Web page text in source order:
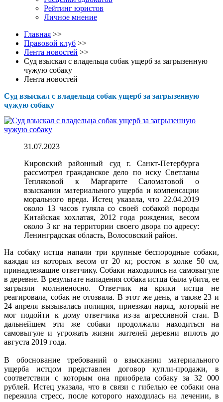
Рейтинг юристов
Личное мнение
Главная >>
Правовой клуб >>
Лента новостей >>
Суд взыскал с владельца собак ущерб за загрызенную
чужую собаку
Лента новостей
Суд взыскал с владельца собак ущерб за загрызенную
чужую собаку
31.07.2023
Кировский районный суд г. Санкт-Петербурга
рассмотрел гражданское дело по иску Светланы
Тепляковой к Маргарите Саломатовой о
взыскании материального ущерба и компенсации
морального вреда. Истец указала, что 22.04.2019
около 13 часов гуляла со своей собакой породы
Китайская хохлатая, 2012 года рождения, весом
около 3 кг на территории своего двора по адресу:
Ленинградская область, Волосовский район.
На собаку истца напали три крупные беспородные собаки,
каждая из которых весом от 20 кг, ростом в холке 50 см,
принадлежащие ответчику. Собаки находились на самовыгуле
в деревне. В результате нападения собака истца была убита, ее
загрызли молниеносно. Ответчик на крики истца не
реагировала, собак не отозвала. В этот же день, а также 23 и
24 апреля вызывалась полиция, приезжал наряд, который не
мог подойти к дому ответчика из-за агрессивной стаи. В
дальнейшем эти же собаки продолжали находиться на
самовыгуле и угрожать жизни жителей деревни вплоть до
августа 2019 года.
В обоснование требований о взыскании материального
ущерба истцом представлен договор купли-продажи, в
соответствии с которым она приобрела собаку за 32 000
рублей. Истец указала, что в связи с гибелью ее собаки она
пережила стресс, после которого находилась на лечении, в